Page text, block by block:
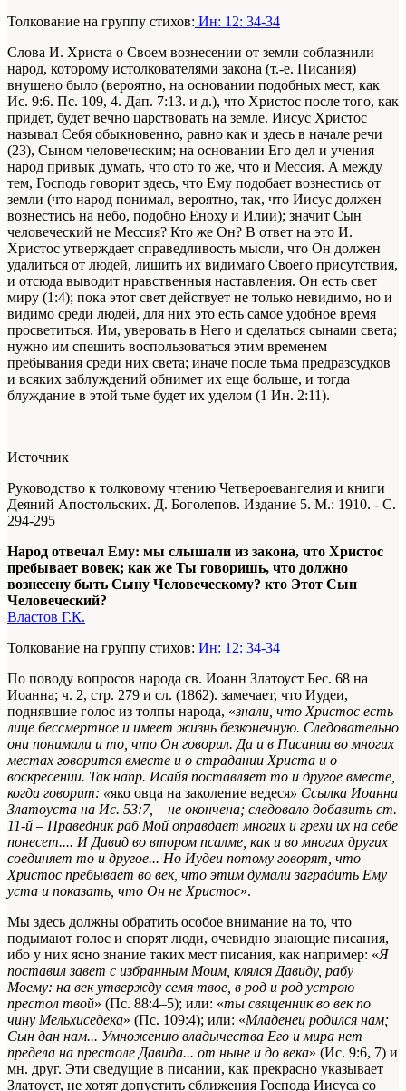
Толкование на группу стихов: Ин: 12: 34-34
Слова И. Христа о Своем вознесении от земли соблазнили
народ, которому истолкователями закона (т.-е. Пиcания)
внушено было (вероятно, на основании подобных мест, как
Ис. 9:6. Пс. 109, 4. Дап. 7:13. и д.), что Христос после того, как
придет, будет вечно царствовать на земле. Иисус Христос
называл Себя обыкновенно, равно как и здесь в начале речи
(23), Сыном человеческим; на основании Его дел и учения
народ привык думать, что ото то же, что и Мессия. А между
тем, Господь говорит здесь, что Ему подобает вознестись от
земли (что народ понимал, вероятно, так, что Иисус должен
вознестись на небо, подобно Еноху и Илии); значит Сын
человеческий не Мессия? Кто же Он? В ответ на это И.
Христос утверждает справедливость мысли, что Он должен
удалиться от людей, лишить их видимаго Своего присутствия,
и отсюда выводит нравственныя наставления. Он есть свет
миру (1:4); пока этот свет действует не только невидимо, но и
видимо среди людей, для них это есть самое удобное время
просветиться. Им, уверовать в Него и сделаться сынами света;
нужно им спешить воспользоваться этим временем
пребывания среди них света; иначе после тьма предразсудков
и всяких заблуждений обнимет их еще больше, и тогда
блуждание в этой тьме будет их уделом (1 Ин. 2:11).
Источник
Руководство к толковому чтению Четвероевангелия и книги
Деяний Апостольских. Д. Боголепов. Издание 5. М.: 1910. - С.
294-295
Народ отвечал Ему: мы слышали из закона, что Христос
пребывает вовек; как же Ты говоришь, что должно
вознесену быть Сыну Человеческому? кто Этот Сын
Человеческий?
Властов Г.К.
Толкование на группу стихов: Ин: 12: 34-34
По поводу вопросов народа св. Иоанн Златоуст Бес. 68 на
Иоанна; ч. 2, стр. 279 и сл. (1862). замечает, что Иудеи,
поднявшие голос из толпы народа, «знали, что Христос есть
лице бессмертное и имеет жизнь безконечную. Следовательно
они понимали и то, что Он говорил. Да и в Писании во многих
местах говорится вместе и о страдании Христа и о
воскресении. Так напр. Исайя поставляет то и другое вместе,
когда говорит: «яко овца на заколение ведеся» Ссылка Иоанна
Златоуста на Ис. 53:7, – не окончена; следовало добавить ст.
11-й – Праведник раб Мой оправдает многих и грехи их на себе
понесет.... И Давид во втором псалме, как и во многих других
соединяет то и другое... Но Иудеи потому говорят, что
Христос пребывает во век, что этим думали заградить Ему
уста и показать, что Он не Христос».
Мы здесь должны обратить особое внимание на то, что
подымают голос и спорят люди, очевидно знающие писания,
ибо у них ясно знание таких мест писания, как например: «Я
поставил завет с избранным Моим, клялся Давиду, рабу
Моему: на век утвержду семя твое, в род и род устрою
престол твой» (Пс. 88:4–5); или: «ты священник во век по
чину Мельхиседека» (Пс. 109:4); или: «Младенец родился нам;
Сын дан нам... Умножению владычества Его и мира нет
предела на престоле Давида... от ныне и до века» (Ис. 9:6, 7) и
мн. друг. Эти сведущие в писании, как прекрасно указывает
Златоуст, не хотят допустить сближения Господа Иисуса со